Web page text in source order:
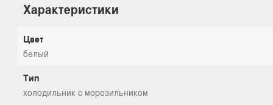
Характеристики
Цвет
белый
Тип
холодильник с морозильником